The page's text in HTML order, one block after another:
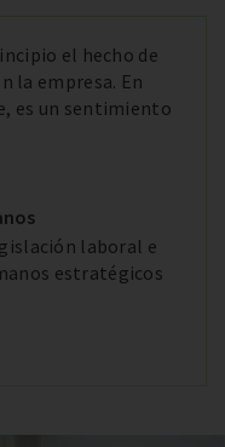
el hecho de
la empresa. En
es un sentimiento
laboral e
estratégicos